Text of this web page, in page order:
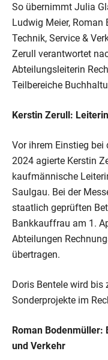
So übernimmt Julia
Ludwig Meier,
Technik, Service &
Zerull verantwortet
Abteilungsleiterin
Teilbereiche
Kerstin Zerull:
Vor ihrem Einstieg
2024 agierte Kerstin
kaufmännische
Saulgau. Bei der
staatlich geprüften
Bankkauffrau am 1.
Abteilungen
übertragen.
Doris Bentele wird bis
Sonderprojekte im
Roman Bodenmüller:
und Verkehr